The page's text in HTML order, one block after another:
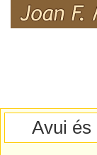
Avui és